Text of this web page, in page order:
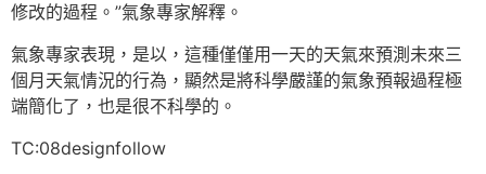
修改的過程。”氣象專家解釋。
氣象專家表現，是以，這種僅僅用一天的天氣來預測未來三
個月天氣情況的行為，顯然是將科學嚴謹的氣象預報過程極
端簡化了，也是很不科學的。
TC:08designfollow